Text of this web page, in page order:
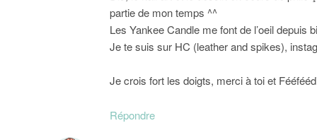
partie de mon temps ^^
Les Yankee Candle me font de l’oeil
Je te suis sur HC (leather and spikes),
Je crois fort les doigts, merci à toi et
Répondre